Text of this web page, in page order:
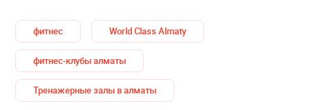
фитнес World Class Almaty
фитнес-клубы алматы
Тренажерные залы в алматы